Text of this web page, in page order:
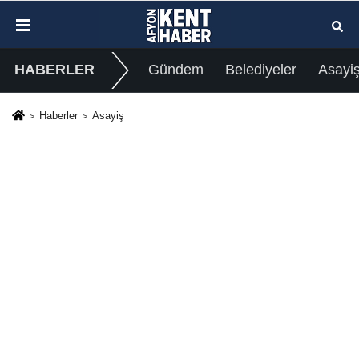
HABERLER Gündem Belediyeler
Haberler Asayiş